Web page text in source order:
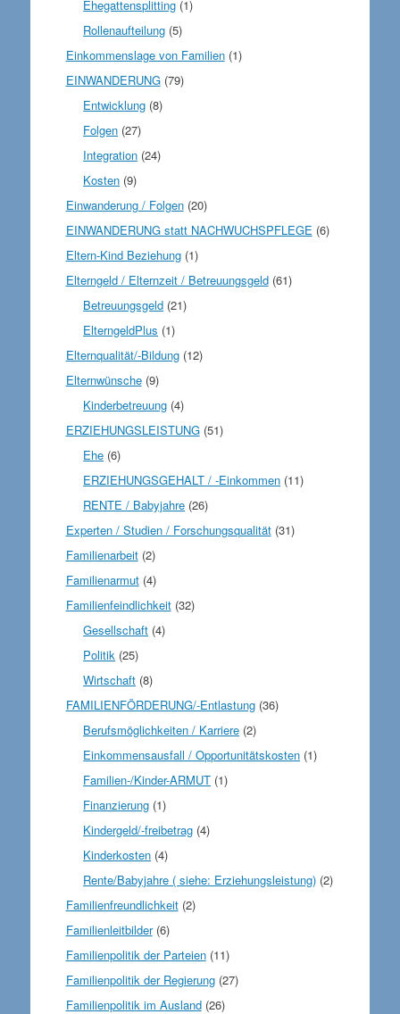
Ehegattensplitting (1)
Rollenaufteilung (5)
Einkommenslage von Familien(1)
EINWANDERUNG(79)
Entwicklung (8)
Folgen (27)
Integration (24)
Kosten (9)
Einwanderung / Folgen(20)
EINWANDERUNG statt NACHWUCHSPFLEGE (6)
Eltern-Kind Beziehung(1)
Elterngeld / Elternzeit / Betreuungsgeld(61)
Betreuungsgeld (21)
ElterngeldPlus (1)
Elternqualität/-Bildung(12)
Elternwünsche(9)
Kinderbetreuung (4)
ERZIEHUNGSLEISTUNG(51)
Ehe (6)
ERZIEHUNGSGEHALT / -Einkommen (11)
RENTE / Babyjahre (26)
Experten / Studien / Forschungsqualität(31)
Familienarbeit(2)
Familienarmut(4)
Familienfeindlichkeit(32)
Gesellschaft (4)
Politik (25)
Wirtschaft (8)
FAMILIENFÖRDERUNG/-Entlastung(36)
Berufsmöglichkeiten / Karriere (2)
Einkommensausfall / Opportunitätskosten (1)
Familien-/Kinder-ARMUT (1)
Finanzierung (1)
Kindergeld/-freibetrag (4)
Kinderkosten (4)
Rente/Babyjahre ( siehe: Erziehungsleistung) (2)
Familienfreundlichkeit(2)
Familienleitbilder(6)
Familienpolitik der Parteien(11)
Familienpolitik der Regierung(27)
Familienpolitik im Ausland(26)